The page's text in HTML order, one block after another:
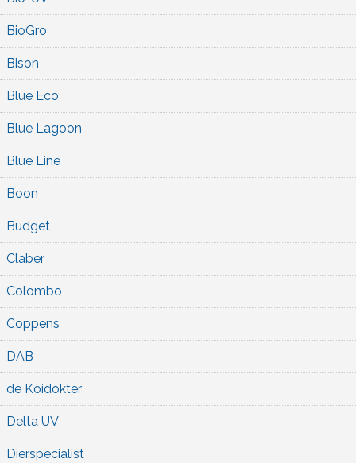
BioGro
Bison
Blue Eco
Blue Lagoon
Blue Line
Boon
Budget
Claber
Colombo
Coppens
DAB
de Koidokter
Delta UV
Dierspecialist